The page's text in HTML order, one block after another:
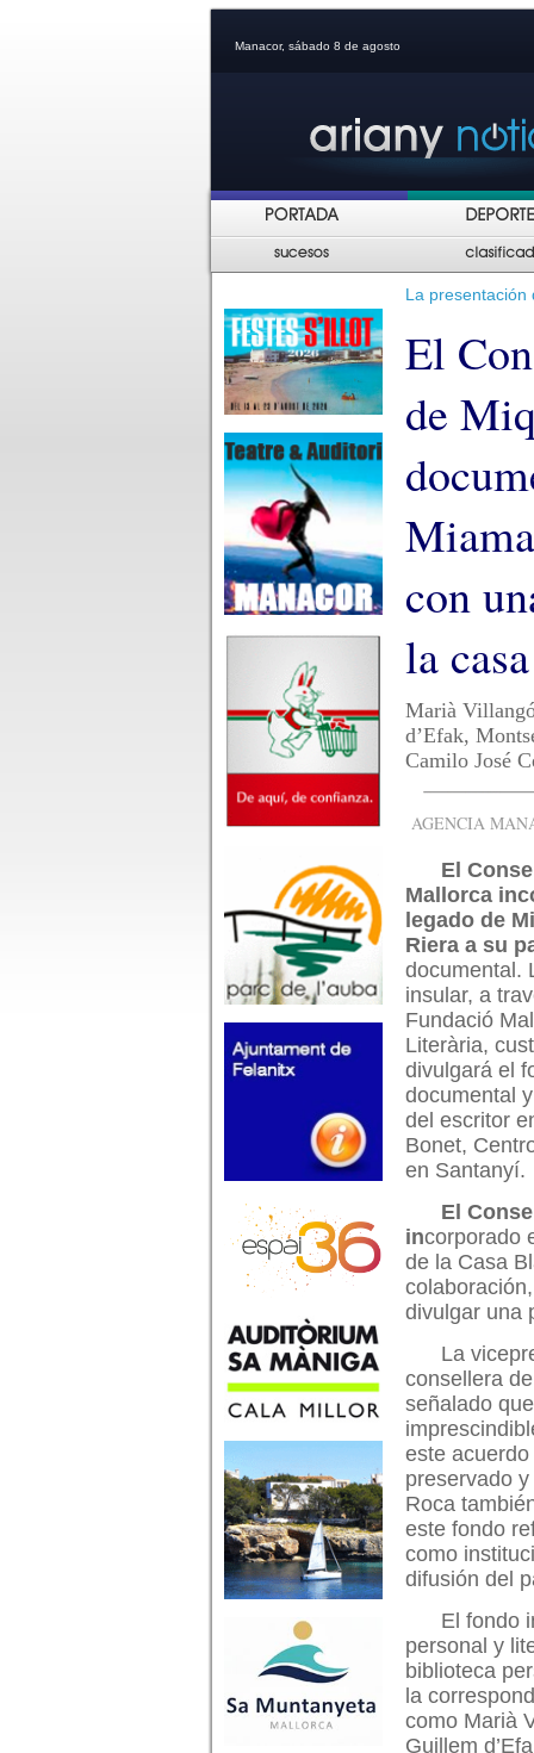
Manacor, sábado 8 de agosto
La presentación
El
de
con
la casa
Marià
d’Efak,
Camilo José
AGENCIA
El
Mallorca
legado de
Riera a su
documental.
insular, a
Fundació
Literària,
divulgará el
documental
del escritor
Bonet,
en Santanyí.
El
incorporado
de la Casa
divulgar una
La
consellera
señalado
este
preservado
Roca
este fondo
como
difusión del
El fondo
personal y
biblioteca
la
como Marià
Guillem